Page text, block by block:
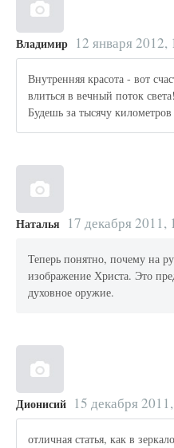
Владимир 12 января 2012,
Внутренняя красота - вот
влиться в вечный поток
Будешь за тысячу
Наталья 17 декабря 2011,
Теперь понятно, почему на
изображение Христа. Это
духовное оружие.
Дионисий 15 декабря
отличная статья, как в